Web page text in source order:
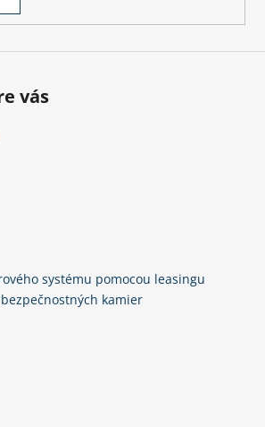
vás
systému pomocou leasingu
kamier